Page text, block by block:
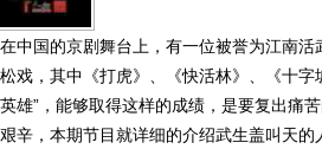
中国的京剧舞台上，有一位被誉为江南活
戏，其中《打虎》、《快活林》、《十
雄”，能够取得这样的成绩，是要复出痛
辛，本期节目就详细的介绍武生盖叫天的